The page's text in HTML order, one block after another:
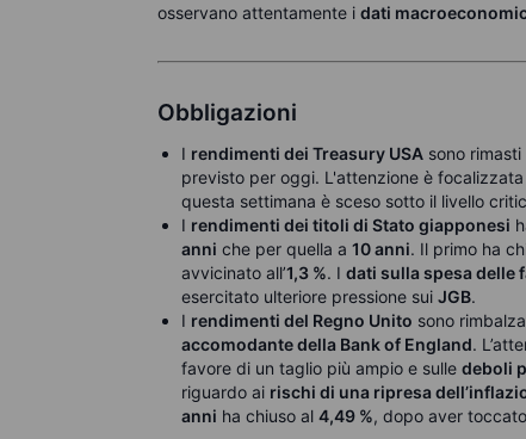
osservano attentamente i dati
Obbligazioni
I rendimenti dei Treasury USA sono
previsto per oggi. L'attenzione è
questa settimana è sceso sotto il livello
I rendimenti dei titoli di Stato giapponesi
anni che per quella a 10 anni. Il primo ha
avvicinato all’1,3 %. I dati sulla spesa delle
esercitato ulteriore pressione sui JGB.
I rendimenti del Regno Unito sono
accomodante della Bank of England.
favore di un taglio più ampio e sulle deboli
riguardo ai rischi di una ripresa
anni ha chiuso al 4,49 %, dopo aver